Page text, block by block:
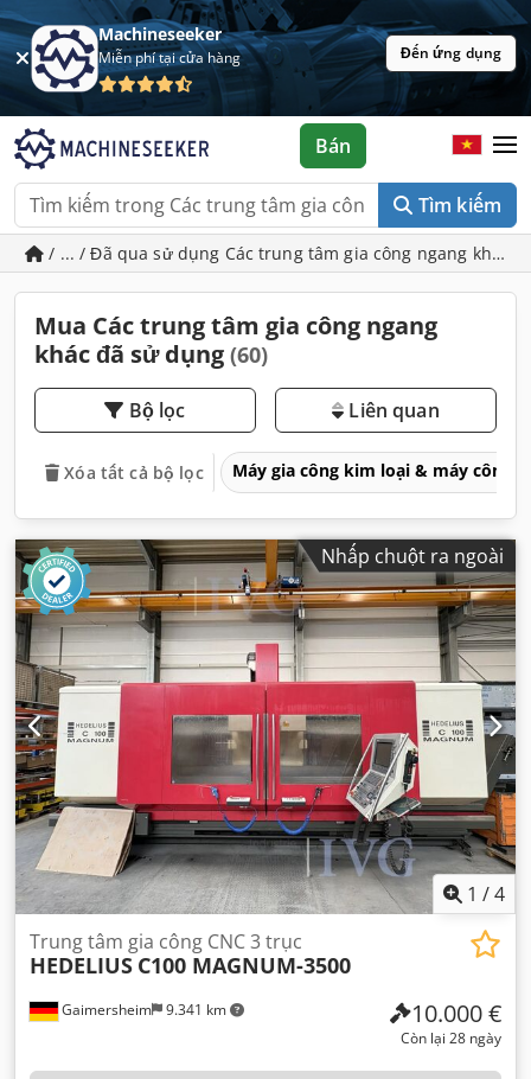
Machineseeker
Miễn phí tại cửa hàng Đến ứng dụng
Tìm kiếm
Bán
/ ... / Đã qua sử dụng Các trung tâm gia công ngang khác
Mua Các trung tâm gia công ngang
khác đã sử dụng (60)
Bộ lọc Liên quan
Xóa tất cả bộ lọc Máy gia công kim loại & máy công
Nhấp chuột ra ngoài
1 /4
Gaimersheim 9.341 km
Trung tâm gia công CNC 3 trục
HEDELIUS C100 MAGNUM-3500
10.000 €
Còn lại 28 ngày